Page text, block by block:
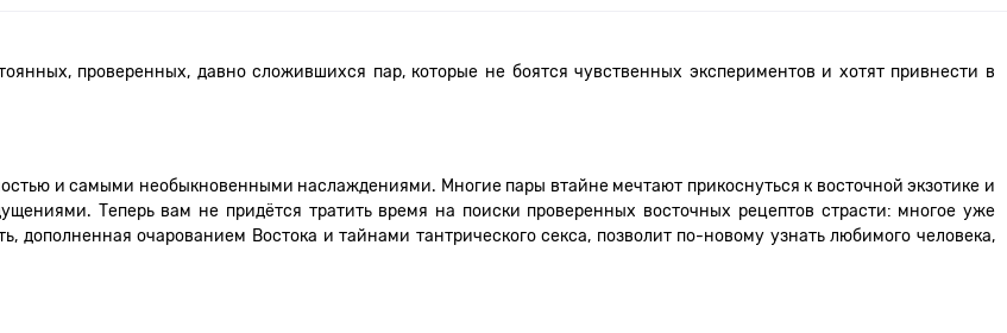
проверенных, давно сложившихся пар, которые не боятся чувственных экспериментов и хотят привнести в
и самыми необыкновенными наслаждениями. Многие пары втайне мечтают прикоснуться к восточной экзотике и
Теперь вам не придётся тратить время на поиски проверенных восточных рецептов страсти: многое уже
дополненная очарованием Востока и тайнами тантрического секса, позволит по-новому узнать любимого человека,